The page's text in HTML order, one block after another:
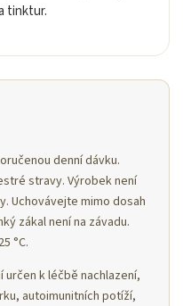
tinktur.
denní dávku.
stravy. Výrobek není
Uchovávejte mimo dosah
zákal není na závadu.
°C.
k léčbě nachlazení,
autoimunitních potíží,